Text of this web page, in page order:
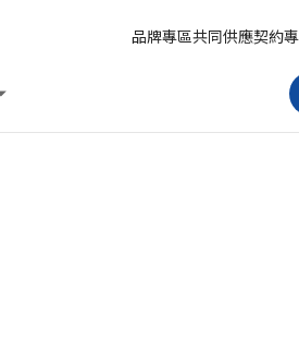
品牌專區共同供應契約